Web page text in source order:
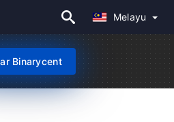
Melayu
Binarycent